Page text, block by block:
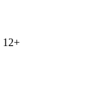
12+